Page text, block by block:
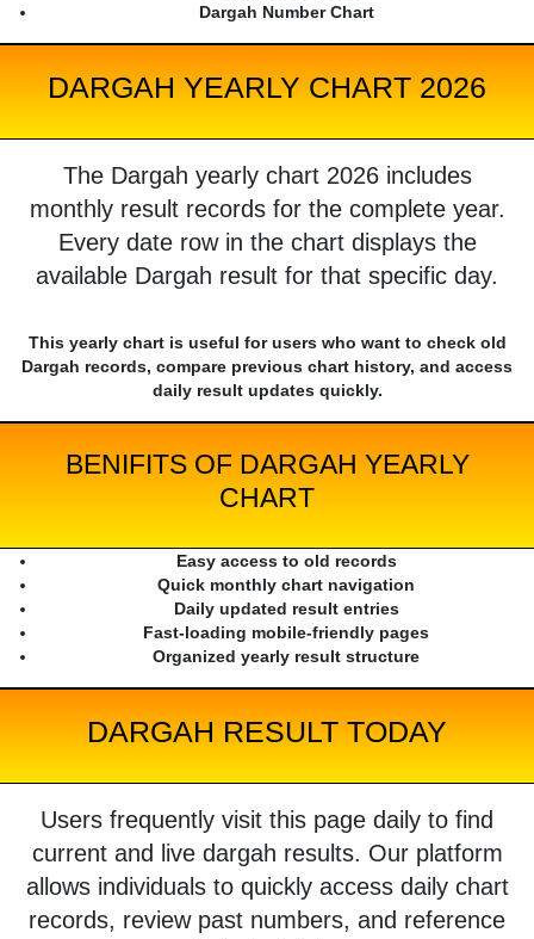
Dargah Number Chart
DARGAH YEARLY CHART 2026
The Dargah yearly chart 2026 includes
monthly result records for the complete year.
Every date row in the chart displays the
available Dargah result for that specific day.
This yearly chart is useful for users who want to check old
Dargah records, compare previous chart history, and access
daily result updates quickly.
BENIFITS OF DARGAH YEARLY
CHART
Easy access to old records
Quick monthly chart navigation
Daily updated result entries
Fast-loading mobile-friendly pages
Organized yearly result structure
DARGAH RESULT TODAY
Users frequently visit this page daily to find
current and live dargah results. Our platform
allows individuals to quickly access daily chart
records, review past numbers, and reference